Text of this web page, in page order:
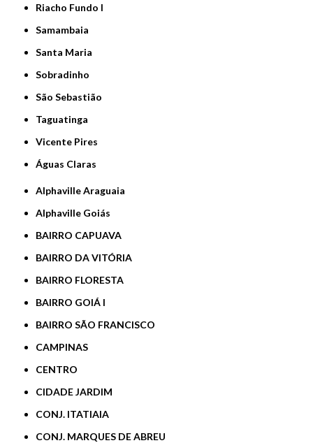
Riacho Fundo I
Samambaia
Santa Maria
Sobradinho
São Sebastião
Taguatinga
Vicente Pires
Águas Claras
Alphaville Araguaia
Alphaville Goiás
BAIRRO CAPUAVA
BAIRRO DA VITÓRIA
BAIRRO FLORESTA
BAIRRO GOIÁ I
BAIRRO SÃO FRANCISCO
CAMPINAS
CENTRO
CIDADE JARDIM
CONJ. ITATIAIA
CONJ. MARQUES DE ABREU